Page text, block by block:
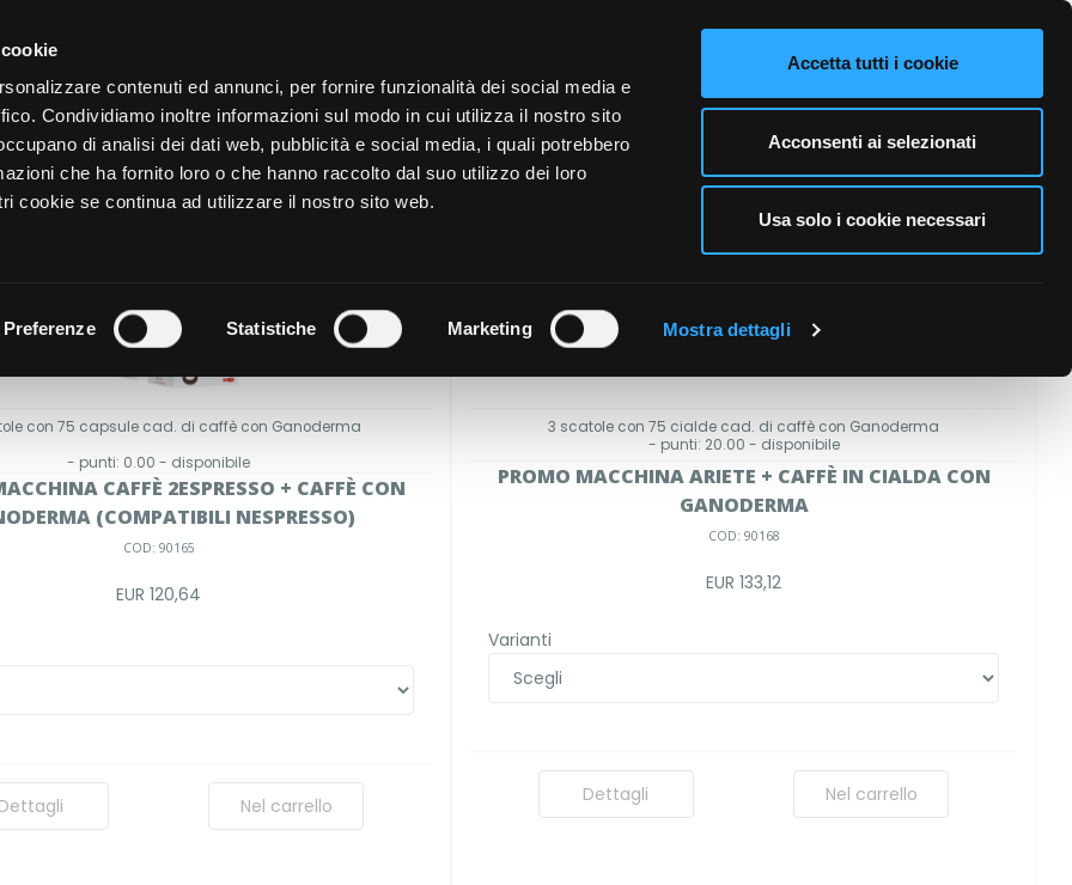
contenuti ed annunci, per fornire funzionalità dei social media e
Condividiamo inoltre informazioni sul modo in cui utilizza il nostro sito
di analisi dei dati web, pubblicità e social media, i quali potrebbero
che ha fornito loro o che hanno raccolto dal suo utilizzo dei loro
cookie se continua ad utilizzare il nostro sito web.
Preferenze Statistiche Marketing Mostra dettagli
Accetta tutti i cookie
Acconsenti ai selezionati
Usa solo i cookie necessari
LINGUE
NAZIONE VENDITA
CONTATTI
NUTRIZIONE CURA DELLA PERSONA CURA DELL'AMBIENTE BUSINESS
con 75 capsule cad. di caffè con Ganoderma
- punti: 0.00 - disponibile
CAFFÈ 2ESPRESSO + CAFFÈ CON
(COMPATIBILI NESPRESSO)
COD: 90165
EUR 120,64
Nel carrello
3 scatole con 75 cialde cad. di caffè con Ganoderma
- punti: 20.00 - disponibile
PROMO MACCHINA ARIETE + CAFFÈ IN CIALDA CON
GANODERMA
COD: 90168
EUR 133,12
Varianti
Dettagli Nel carrello